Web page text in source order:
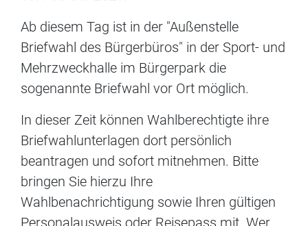
Ab diesem Tag ist in der "Außenstelle
Briefwahl des Bürgerbüros" in der Sport- und
Mehrzweckhalle im Bürgerpark die
sogenannte Briefwahl vor Ort möglich.
In dieser Zeit können Wahlberechtigte ihre
Briefwahlunterlagen dort persönlich
beantragen und sofort mitnehmen. Bitte
bringen Sie hierzu Ihre
Wahlbenachrichtigung sowie Ihren gültigen